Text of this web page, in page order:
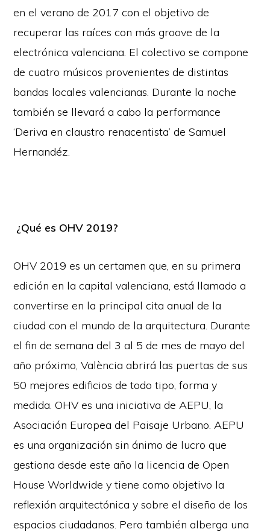
en el verano de 2017 con el objetivo de
recuperar las raíces con más groove de la
electrónica valenciana. El colectivo se compone
de cuatro músicos provenientes de distintas
bandas locales valencianas. Durante la noche
también se llevará a cabo la performance
‘Deriva en claustro renacentista’ de Samuel
Hernandéz.
¿Qué es OHV 2019?
OHV 2019 es un certamen que, en su primera
edición en la capital valenciana, está llamado a
convertirse en la principal cita anual de la
ciudad con el mundo de la arquitectura. Durante
el fin de semana del 3 al 5 de mes de mayo del
año próximo, València abrirá las puertas de sus
50 mejores edificios de todo tipo, forma y
medida. OHV es una iniciativa de AEPU, la
Asociación Europea del Paisaje Urbano. AEPU
es una organización sin ánimo de lucro que
gestiona desde este año la licencia de Open
House Worldwide y tiene como objetivo la
reflexión arquitectónica y sobre el diseño de los
espacios ciudadanos. Pero también alberga una